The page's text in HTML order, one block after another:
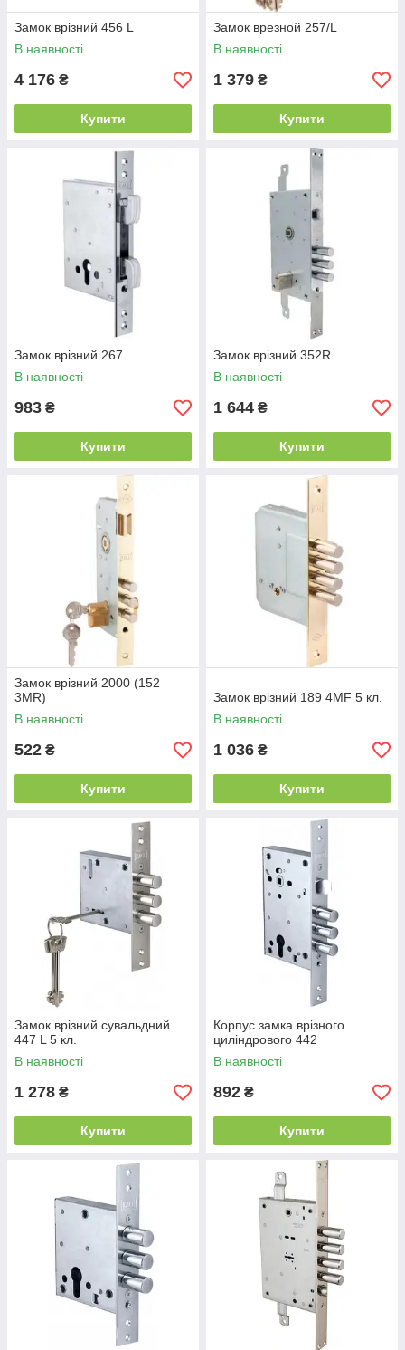
Замок врізний 456 L
В наявності
4 176 ₴
Купити
Замок врезной 257/L
В наявності
1 379 ₴
Купити
Замок врізний 267
В наявності
983 ₴
Купити
Замок врізний 352R
В наявності
1 644 ₴
Купити
Замок врізний 2000 (152
3MR)
В наявності
522 ₴
Купити
Замок врізний 189 4MF 5 кл.
В наявності
1 036 ₴
Купити
Замок врізний сувальдний
447 L 5 кл.
В наявності
1 278 ₴
Купити
Корпус замка врізного
циліндрового 442
В наявності
892 ₴
Купити